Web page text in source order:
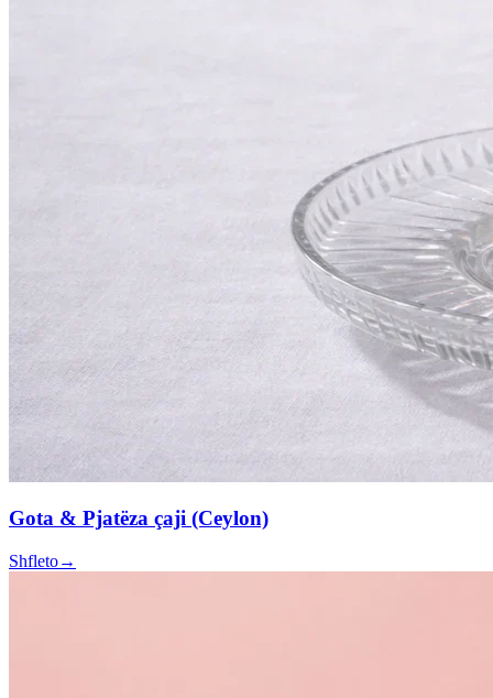
Gota & Pjatëza çaji (Ceylon)
Shfleto→